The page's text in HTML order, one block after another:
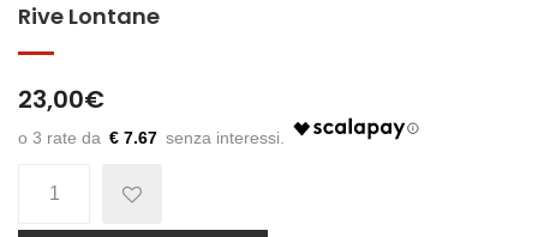
Rive Lontane
23,00€
€ 7.67